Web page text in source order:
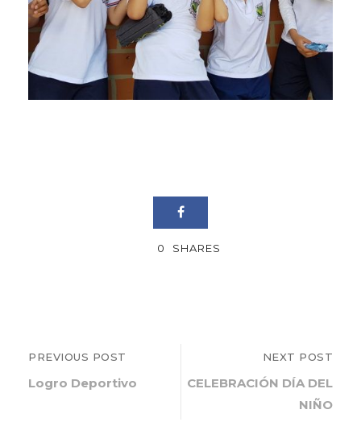
0 SHARES
PREVIOUS POST
Logro Deportivo
NEXT POST
CELEBRACIÓN DÍA DEL
NIÑO